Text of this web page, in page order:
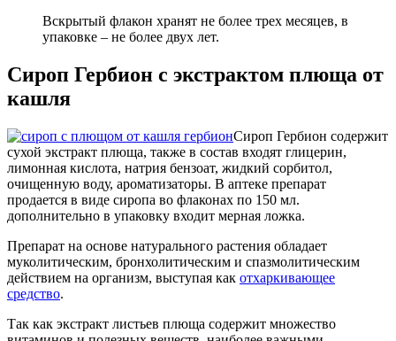
Вскрытый флакон хранят не более трех месяцев, в
упаковке – не более двух лет.
Сироп Гербион с экстрактом плюща от
кашля
Сироп Гербион содержит
сухой экстракт плюща, также в состав входят глицерин,
лимонная кислота, натрия бензоат, жидкий сорбитол,
очищенную воду, ароматизаторы. В аптеке препарат
продается в виде сиропа во флаконах по 150 мл.
дополнительно в упаковку входит мерная ложка.
Препарат на основе натурального растения обладает
муколитическим, бронхолитическим и спазмолитическим
действием на организм, выступая как отхаркивающее
средство.
Так как экстракт листьев плюща содержит множество